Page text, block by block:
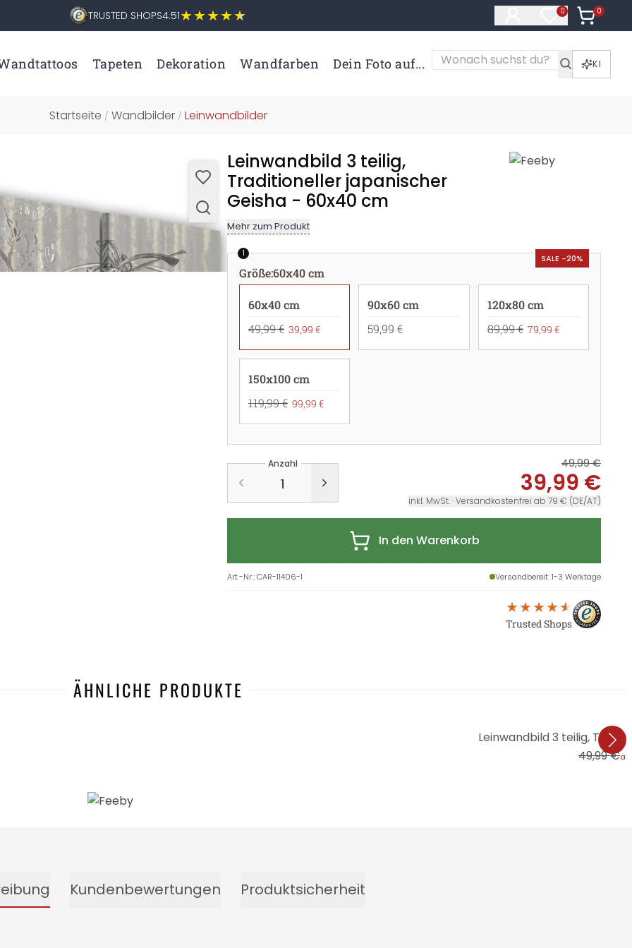
TRUSTED SHOPS4.51 0
Artikel im
0
Artikel
Tapeten Dekoration Wandfarben Dein Foto auf... KI
Startseite / Wandbilder/ Leinwandbilder
Leinwandbild 3 teilig,
Traditioneller japanischer
Geisha - 60x40 cm
Mehr zum Produkt
SALE -20%
1
Größe:60x40 cm
60x40 cm
49,99 € 39,99 €
90x60 cm
59,99 €
120x80 cm
89,99 € 79,99 €
150x100 cm
119,99 € 99,99 €
Anzahl 49,99 €
39,99 €
inkl. MwSt. · Versandkostenfrei ab 79 € (DE/AT)
In den Warenkorb
Art.-Nr.:CAR-11406-1 Versandbereit: 1-3 Werktage
Trusted Shops
ÄHNLICHE PRODUKTE
Leinwandbild 3 teilig,
49,99 €ab
Kundenbewertungen Produktsicherheit